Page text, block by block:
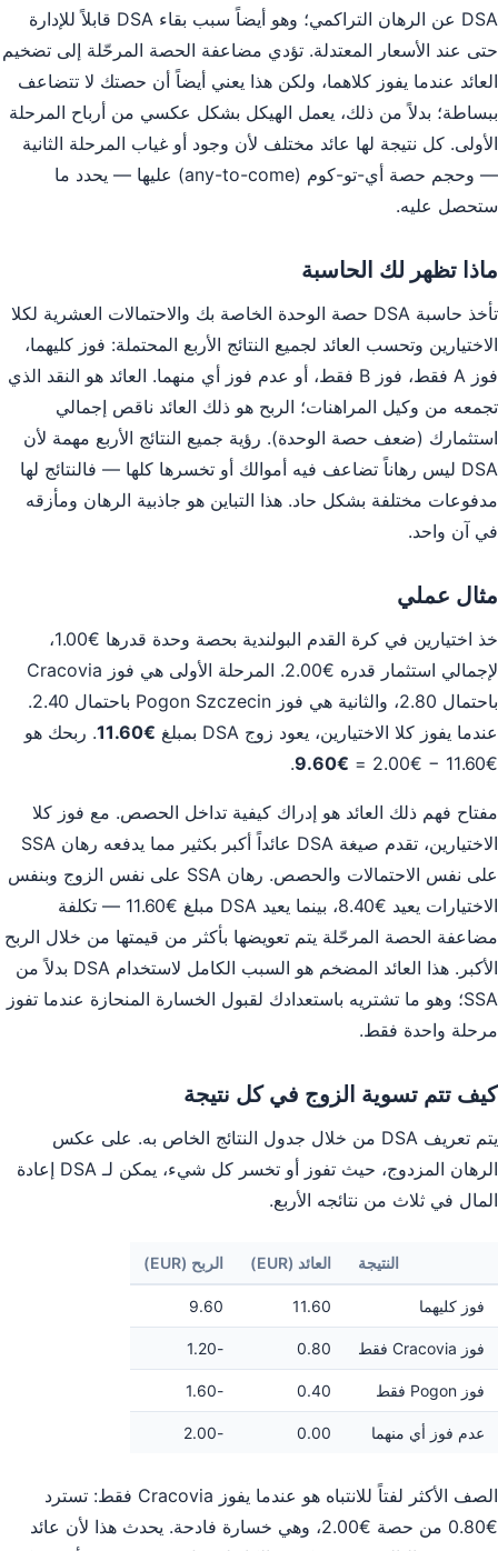
DSA عن الرهان التراكمي؛ وهو أيضاً سبب بقاء DSA قابلاً للإدارة
حتى عند الأسعار المعتدلة. تؤدي مضاعفة الحصة المرحّلة إلى تضخيم
العائد عندما يفوز كلاهما، ولكن هذا يعني أيضاً أن حصتك لا تتضاعف
ببساطة؛ بدلاً من ذلك، يعمل الهيكل بشكل عكسي من أرباح المرحلة
الأولى. كل نتيجة لها عائد مختلف لأن وجود أو غياب المرحلة الثانية
— وحجم حصة أي-تو-كوم (any-to-come) عليها — يحدد ما
ستحصل عليه.
ماذا تظهر لك الحاسبة
تأخذ حاسبة DSA حصة الوحدة الخاصة بك والاحتمالات العشرية لكلا
الاختيارين وتحسب العائد لجميع النتائج الأربع المحتملة: فوز كليهما،
فوز A فقط، فوز B فقط، أو عدم فوز أي منهما. العائد هو النقد الذي
تجمعه من وكيل المراهنات؛ الربح هو ذلك العائد ناقص إجمالي
استثمارك (ضعف حصة الوحدة). رؤية جميع النتائج الأربع مهمة لأن
DSA ليس رهاناً تضاعف فيه أموالك أو تخسرها كلها — فالنتائج لها
مدفوعات مختلفة بشكل حاد. هذا التباين هو جاذبية الرهان ومأزقه
في آن واحد.
مثال عملي
خذ اختيارين في كرة القدم البولندية بحصة وحدة قدرها €1.00،
لإجمالي استثمار قدره €2.00. المرحلة الأولى هي فوز Cracovia
باحتمال 2.80، والثانية هي فوز Pogon Szczecin باحتمال 2.40.
عندما يفوز كلا الاختيارين، يعود زوج DSA بمبلغ
€11.60
. ربحك هو
€11.60 − €2.00 =
€9.60
.
مفتاح فهم ذلك العائد هو إدراك كيفية تداخل الحصص. مع فوز كلا
الاختيارين، تقدم صيغة DSA عائداً أكبر بكثير مما يدفعه رهان SSA
على نفس الاحتمالات والحصص. رهان SSA على نفس الزوج وبنفس
الاختيارات يعيد €8.40، بينما يعيد DSA مبلغ €11.60 — تكلفة
مضاعفة الحصة المرحّلة يتم تعويضها بأكثر من قيمتها من خلال الربح
الأكبر. هذا العائد المضخم هو السبب الكامل لاستخدام DSA بدلاً من
SSA؛ وهو ما تشتريه باستعدادك لقبول الخسارة المنحازة عندما تفوز
مرحلة واحدة فقط.
كيف تتم تسوية الزوج في كل نتيجة
يتم تعريف DSA من خلال جدول النتائج الخاص به. على عكس
الرهان المزدوج، حيث تفوز أو تخسر كل شيء، يمكن لـ DSA إعادة
المال في ثلاث من نتائجه الأربع.
النتيجة العائد (EUR) الربح (EUR)
فوز كليهما 11.60
9.60
فوز Cracovia فقط 0.80
-1.20
فوز Pogon فقط 0.40
-1.60
عدم فوز أي منهما 0.00
-2.00
الصف الأكثر لفتاً للانتباه هو عندما يفوز Cracovia فقط: تسترد
€0.80 من حصة €2.00، وهي خسارة فادحة. يحدث هذا لأن عائد